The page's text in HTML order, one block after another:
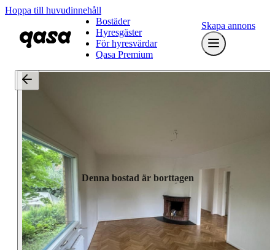
Hoppa till huvudinnehåll
Bostäder
Hyresgäster
För hyresvärdar
Qasa Premium
Skapa annons
Denna bostad är borttagen